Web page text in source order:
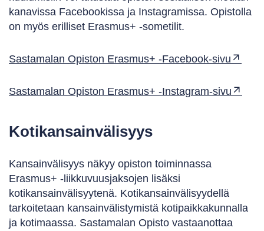
kanavissa Facebookissa ja Instagramissa. Opistolla
on myös erilliset Erasmus+ -sometilit.
Sastamalan Opiston Erasmus+ -Facebook-sivu
Sastamalan Opiston Erasmus+ -Instagram-sivu
Kotikansainvälisyys
Kansainvälisyys näkyy opiston toiminnassa
Erasmus+ -liikkuvuusjaksojen lisäksi
kotikansainvälisyytenä. Kotikansainvälisyydellä
tarkoitetaan kansainvälistymistä kotipaikkakunnalla
ja kotimaassa. Sastamalan Opisto vastaanottaa